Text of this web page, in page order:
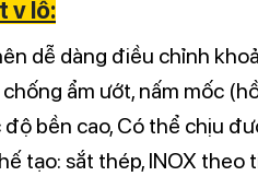
v lỗ:
dễ dàng điều chỉnh
ẩm ướt, nấm mốc
bền cao, Có thể chịu
tạo: sắt thép, INOX theo